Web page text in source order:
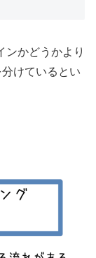
ンかどうかより
分けているとい